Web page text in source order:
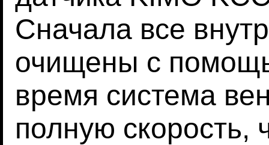
Сначала все
очищены с
время система
полную скорость,